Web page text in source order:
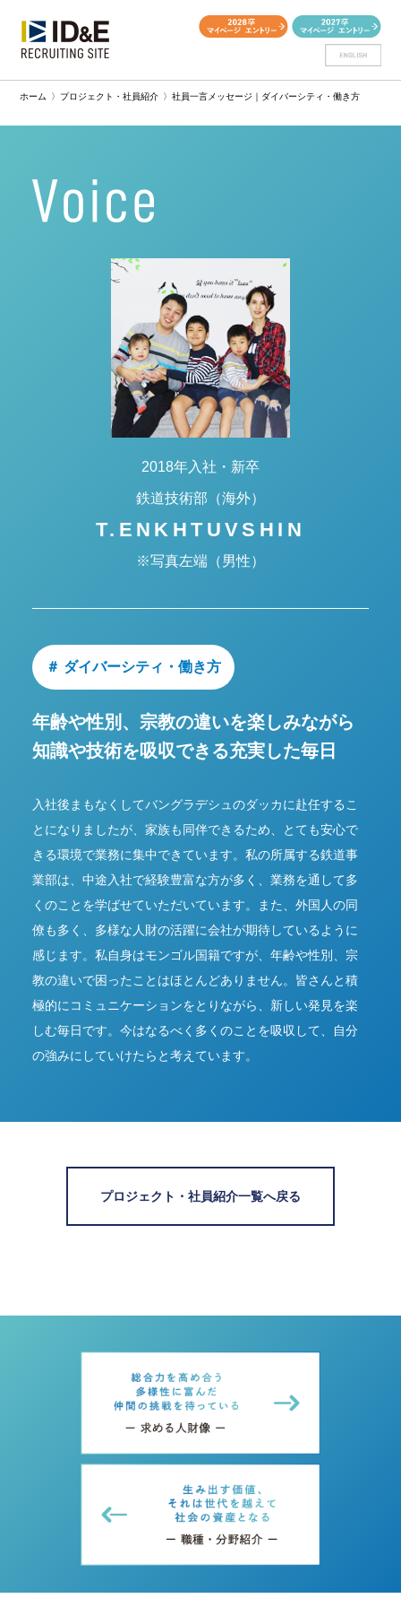
ホーム 〉 プロジェクト・社員紹介 〉社員一言メッセージ｜ダイバーシティ・働き方
2018年入社・新卒
鉄道技術部（海外）
T.ENKHTUVSHIN
※写真左端（男性）
＃ ダイバーシティ・働き方
年齢や性別、宗教の違いを楽しみながら
知識や技術を吸収できる充実した毎日
入社後まもなくしてバングラデシュのダッカに赴任するこ
とになりましたが、家族も同伴できるため、とても安心で
きる環境で業務に集中できています。私の所属する鉄道事
業部は、中途入社で経験豊富な方が多く、業務を通して多
くのことを学ばせていただいています。また、外国人の同
僚も多く、多様な人財の活躍に会社が期待しているように
感じます。私自身はモンゴル国籍ですが、年齢や性別、宗
教の違いで困ったことはほとんどありません。皆さんと積
極的にコミュニケーションをとりながら、新しい発見を楽
しむ毎日です。今はなるべく多くのことを吸収して、自分
の強みにしていけたらと考えています。
プロジェクト・社員紹介一覧へ戻る